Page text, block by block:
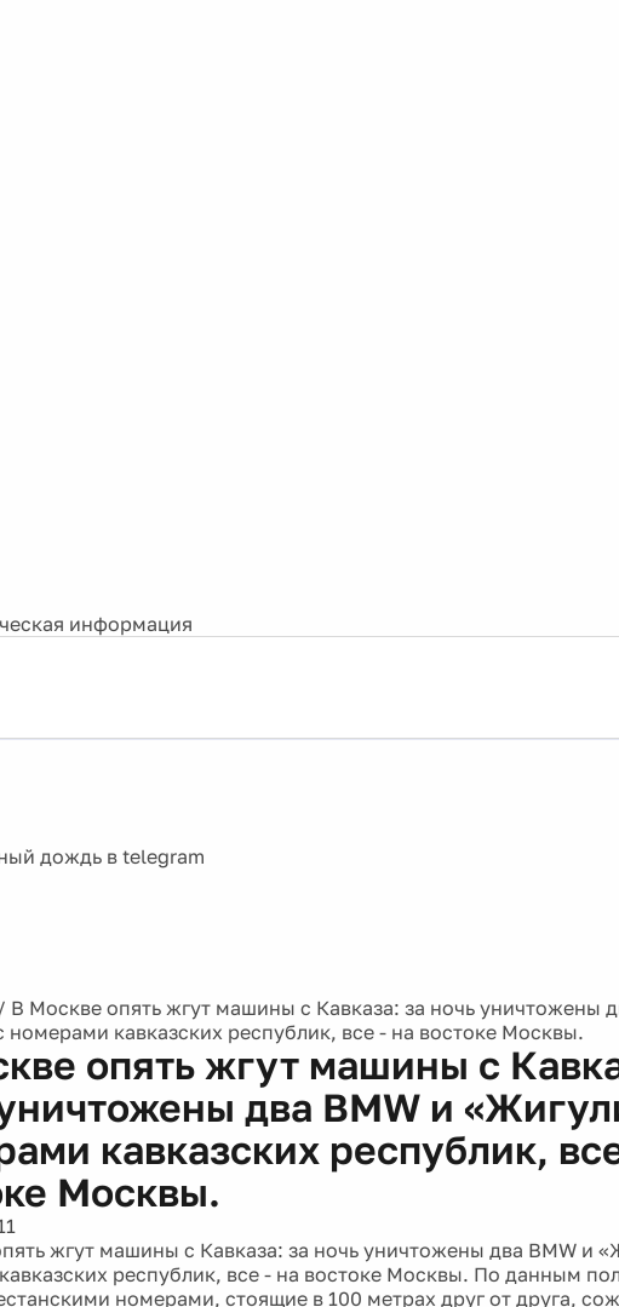
информация
/ В Москве опять жгут машины с Кавказа: за ночь уничтожены
номерами кавказских республик, все - на востоке Москвы.
опять жгут машины с
два BMW и
кавказских республик,
Москвы.
жгут машины с Кавказа: за ночь уничтожены два BMW и
республик, все - на востоке Москвы. По данным
номерами, стоящие в 100 метрах друг от друга,